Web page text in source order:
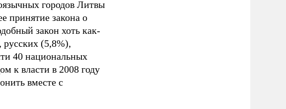
городов Литвы
принятие закона о
закон хоть как-
русских (5,8%),
40 национальных
к власти в 2008 году
вместе с